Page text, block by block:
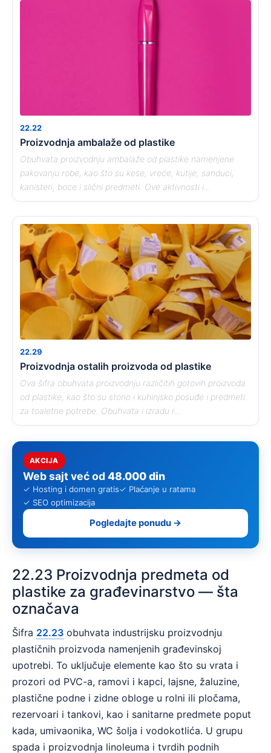
22.22
Proizvodnja ambalaže od plastike
Obuhvata proizvodnju ambalaže od plastike namenjene
pakovanju robe, kao što su kese, vreće, kutije, sanduci,
kanisteri, boce i slični predmeti. Ove aktivnosti i...
22.29
Proizvodnja ostalih proizvoda od plastike
Ova šifra obuhvata proizvodnju različitih gotovih proizvoda
od plastike, kao što su stono i kuhinjsko posuđe i predmeti
za toaletne potrebe. Obuhvata i izradu r...
AKCIJA
Web sajt već od 48.000 din
✓ Hosting i domen gratis✓ Plaćanje u ratama
✓ SEO optimizacija
Pogledajte ponudu →
22.23 Proizvodnja predmeta od
plastike za građevinarstvo — šta
označava
Šifra 22.23 obuhvata industrijsku proizvodnju
plastičnih proizvoda namenjenih građevinskoj
upotrebi. To uključuje elemente kao što su vrata i
prozori od PVC-a, ramovi i kapci, lajsne, žaluzine,
plastične podne i zidne obloge u rolni ili pločama,
rezervoari i tankovi, kao i sanitarne predmete poput
kada, umivaonika, WC šolja i vodokotlića. U grupu
spada i proizvodnja linoleuma i tvrdih podnih